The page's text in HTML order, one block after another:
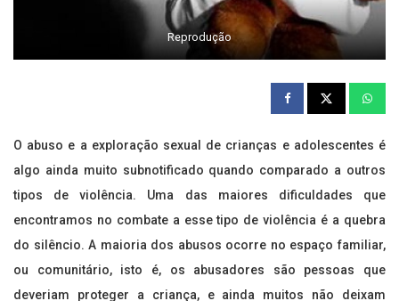
Reprodução
O abuso e a exploração sexual de crianças e adolescentes é
algo ainda muito subnotificado quando comparado a outros
tipos de violência. Uma das maiores dificuldades que
encontramos no combate a esse tipo de violência é a quebra
do silêncio. A maioria dos abusos ocorre no espaço familiar,
ou comunitário, isto é, os abusadores são pessoas que
deveriam proteger a criança, e ainda muitos não deixam